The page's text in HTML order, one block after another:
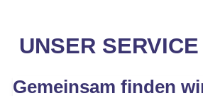
UNSER
Gemeinsam finden